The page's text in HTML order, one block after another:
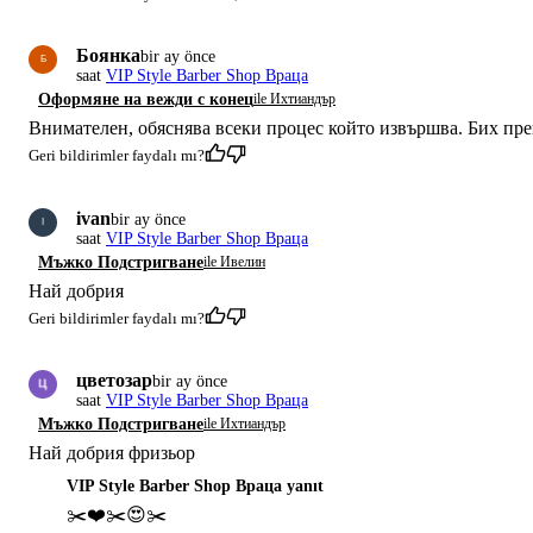
Б Боянкаbir ay önce
saat VIP Style Barber Shop Враца
Оформяне на вежди с конецile Ихтиандър
Внимателен, обяснява всеки процес който извършва. Бих
Geri bildirimler faydalı mı?
I ivanbir ay önce
saat VIP Style Barber Shop Враца
Мъжко Подстригванеile Ивелин
Най добрия
Geri bildirimler faydalı mı?
цветозарbir ay önce
saat VIP Style Barber Shop Враца
Мъжко Подстригванеile Ихтиандър
Най добрия фризьор
VIP Style Barber Shop Враца yanıt
✂️❤️✂️😍✂️